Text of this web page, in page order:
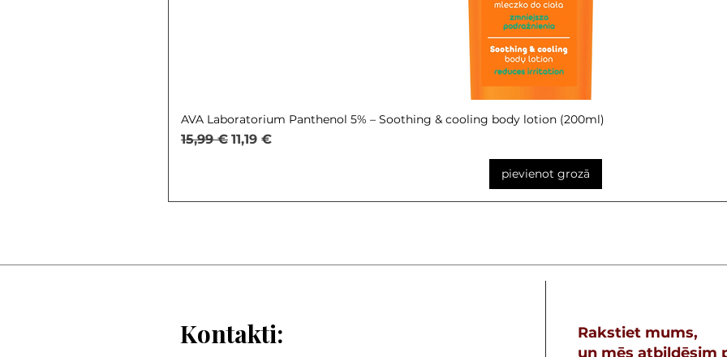
Ātrais skats
AVA Laboratorium Panthenol 5% – Soothing & cooling body lotion (200ml)
Parastā cena
15,99 € Izpārdošanas cena
11,19 €
pievienot grozā
Kontakti:
Rakstiet mums,
un mēs atbildēsim